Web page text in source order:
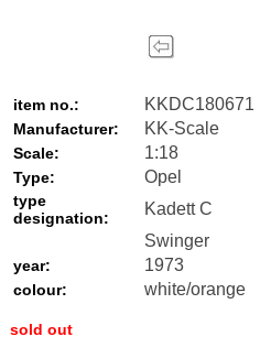
item no.: KKDC180671
Manufacturer: KK-Scale
Scale: 1:18
Type: Opel
type
designation:
Kadett C
Swinger
year: 1973
colour: white/orange
sold out